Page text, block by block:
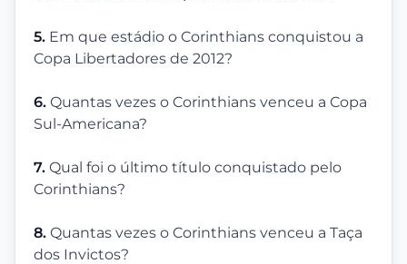
5. Em que estádio o Corinthians conquistou a
Copa Libertadores de 2012?
6. Quantas vezes o Corinthians venceu a Copa
Sul-Americana?
7. Qual foi o último título conquistado pelo
Corinthians?
8. Quantas vezes o Corinthians venceu a Taça
dos Invictos?